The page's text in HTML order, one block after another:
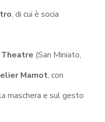
, di cui è socia
(San Miniato,
Mamot, con
maschera e sul gesto